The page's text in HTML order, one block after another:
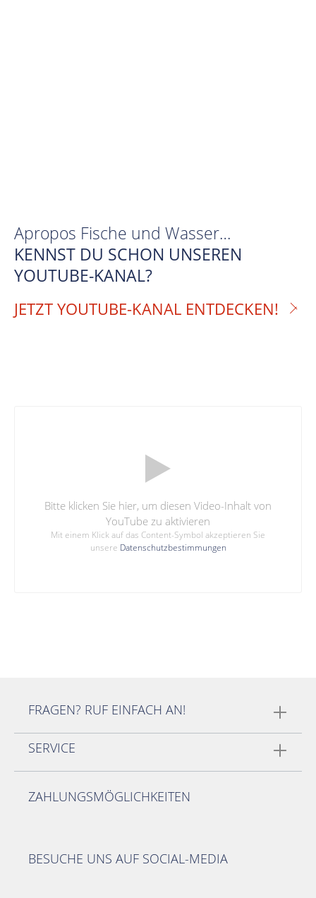
Apropos Fische und Wasser…
KENNST DU SCHON UNSEREN
YOUTUBE-KANAL?
JETZT YOUTUBE-KANAL ENTDECKEN!
Bitte klicken Sie hier, um diesen Video-Inhalt von
YouTube zu aktivieren
Mit einem Klick auf das Content-Symbol akzeptieren Sie
unsere Datenschutzbestimmungen
FRAGEN? RUF EINFACH AN!
SERVICE
ZAHLUNGSMÖGLICHKEITEN
BESUCHE UNS AUF SOCIAL-MEDIA